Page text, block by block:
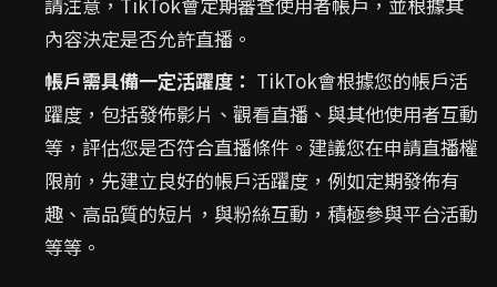
內容決定是否允許直播。
帳戶需具備一定活躍度： TikTok會根據您的帳戶活
躍度，包括發佈影片、觀看直播、與其他使用者互動
等，評估您是否符合直播條件。建議您在申請直播權
限前，先建立良好的帳戶活躍度，例如定期發佈有
趣、高品質的短片，與粉絲互動，積極參與平台活動
等等。